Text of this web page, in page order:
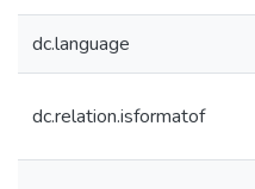
dc.language
dc.relation.isformatof